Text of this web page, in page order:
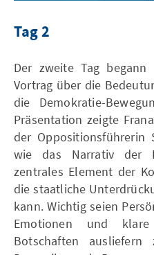
Tag 2
Der zweite Tag
Vortrag über die
die Demokratie-
Präsentation zeigte
der Oppositionsführerin
wie das Narrativ der
zentrales Element der
die staatliche
kann. Wichtig seien
Emotionen und
Botschaften